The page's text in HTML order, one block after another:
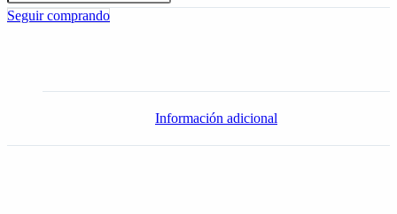
Seguir comprando
Información adicional